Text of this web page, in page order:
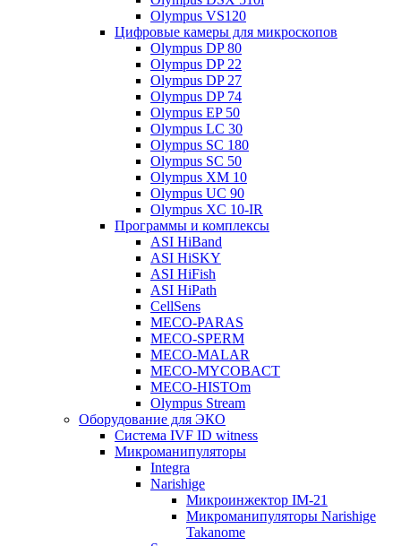
Olympus VS120
Цифровые камеры для микроскопов
Olympus DP 80
Olympus DP 22
Olympus DP 27
Olympus DP 74
Olympus EP 50
Olympus LC 30
Olympus SC 180
Olympus SC 50
Olympus XM 10
Olympus UC 90
Olympus XC 10-IR
Программы и комплексы
ASI HiBand
ASI HiSKY
ASI HiFish
ASI HiPath
CellSens
MECO-PARAS
MECO-SPERM
MECO-MALAR
MECO-MYCOBACT
MECO-HISTOm
Olympus Stream
Оборудование для ЭКО
Система IVF ID witness
Микроманипуляторы
Integra
Narishige
Микроинжектор IM-21
Микроманипуляторы Narishige
Takanome